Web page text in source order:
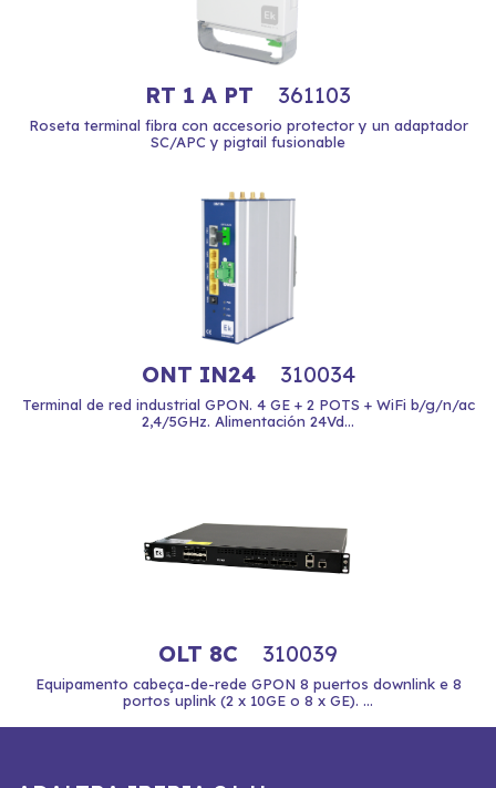
RT 1 A PT 361103
Roseta terminal fibra con accesorio protector y un adaptador
SC/APC y pigtail fusionable
ONT IN24 310034
Terminal de red industrial GPON. 4 GE + 2 POTS + WiFi b/g/n/ac
2,4/5GHz. Alimentación 24Vd...
OLT 8C 310039
Equipamento cabeça-de-rede GPON 8 puertos downlink e 8
portos uplink (2 x 10GE o 8 x GE). ...